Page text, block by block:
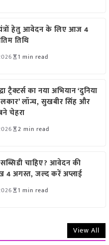
यंत्रों हेतु आवेदन के लिए आज 4
तिथि
1 min read
ट्रैक्टर्स का नया अभियान ‘दुनिया
लॉन्च, सुखबीर सिंह और
चेहरा
2 min read
सब्सिडी चाहिए? आवेदन की
4 अगस्त, जल्द करें अप्लाई
1 min read
View All